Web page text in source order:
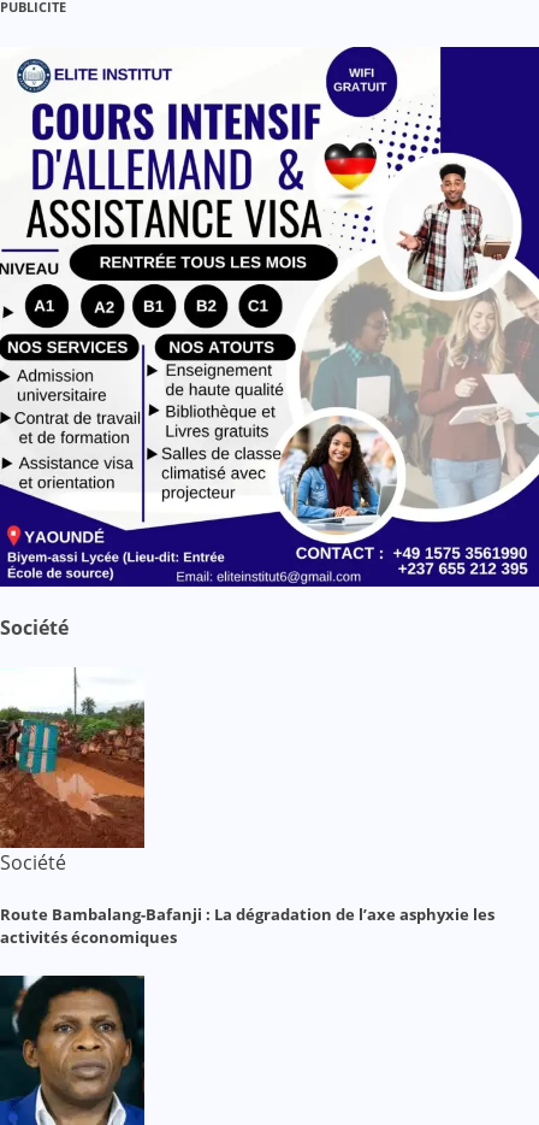
PUBLICITE
Société
Société
Route Bambalang-Bafanji : La dégradation de l’axe asphyxie les
activités économiques